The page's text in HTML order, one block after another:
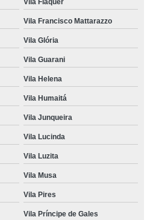
Vila Fláquer
Vila Francisco Mattarazzo
Vila Glória
Vila Guarani
Vila Helena
Vila Humaitá
Vila Junqueira
Vila Lucinda
Vila Luzita
Vila Musa
Vila Pires
Vila Príncipe de Gales